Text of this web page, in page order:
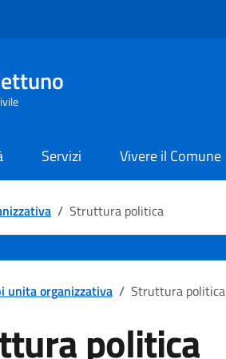
Servizi Vivere il Comune
/ Struttura politica
unita organizzativa / Struttura politica
politica